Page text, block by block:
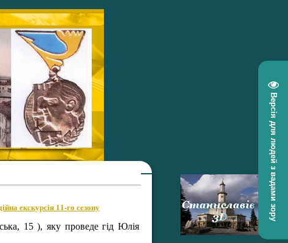
Версія для людей з вадами зору
екскурсія 11-го сезону
15 ), яку проведе гід Юлія